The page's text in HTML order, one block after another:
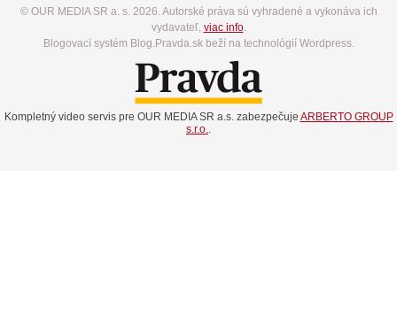
© OUR MEDIA SR a. s. 2026. Autorské práva sú vyhradené a vykonáva ich
vydavateľ, viac info.
Blogovací systém Blog.Pravda.sk beží na technológií Wordpress.
Kompletný video servis pre OUR MEDIA SR a.s. zabezpečuje ARBERTO GROUP
s.r.o.